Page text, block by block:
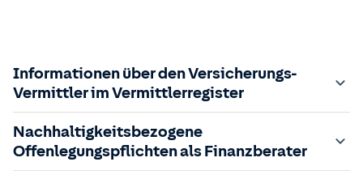
Informationen über den Versicherungs-
Vermittler im Vermittlerregister
Zuständige Aufsichtsbehörde:
Der Vermittler ist gebundener Versicherungsvermittler
gem. §34d GewO, bei der zuständigen IHK gemeldet und
Nachhaltigkeitsbezogene
Offenlegungspflichten als Finanzberater